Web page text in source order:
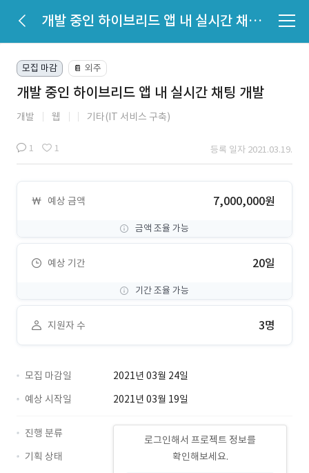
개발 중인 하이브리드 앱 내 실시간 채팅 개발
모집 마감 📔 외주
개발 중인 하이브리드 앱 내 실시간 채팅 개발
개발 웹 기타(IT 서비스 구축)
1 1 등록 일자 2021.03.19.
예상 금액 7,000,000원
금액 조율 가능
예상 기간 20일
기간 조율 가능
지원자 수 3명
모집 마감일
2021년 03월 24일
예상 시작일
2021년 03월 19일
로그인해서 프로젝트 정보를
확인해보세요.
진행 분류
기획 상태